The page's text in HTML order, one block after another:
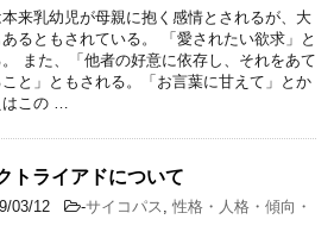
来乳幼児が母親に抱く感情とされるが、大
あるともされている。 「愛されたい欲求」と
また、「他者の好意に依存し、それをあて
と」ともされる。「お言葉に甘えて」とか
この …
トライアドについて
03/12 -サイコパス
性格・人格・傾向・